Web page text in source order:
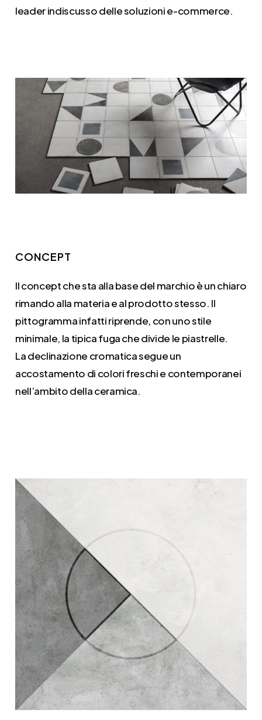
leader indiscusso delle soluzioni e-commerce.
CONCEPT
Il concept che sta alla base del marchio è un chiaro
rimando alla materia e al prodotto stesso. Il
pittogramma infatti riprende, con uno stile
minimale, la tipica fuga che divide le piastrelle.
La declinazione cromatica segue un
accostamento di colori freschi e contemporanei
nell’ambito della ceramica.